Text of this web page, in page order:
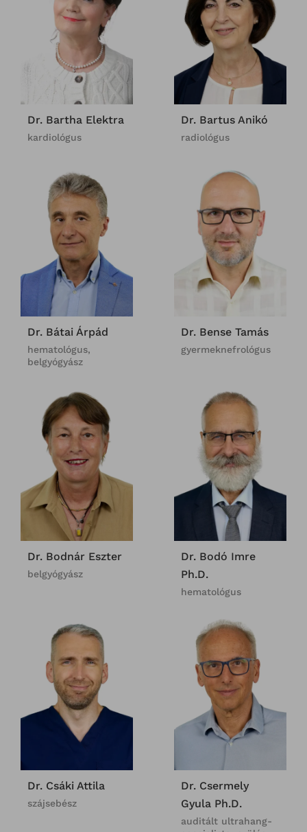
Dr. Bartha Elektra
kardiológus
Dr. Bartus Anikó
radiológus
Dr. Bátai Árpád
hematológus,
belgyógyász
Dr. Bense Tamás
gyermeknefrológus
Dr. Bodnár Eszter
belgyógyász
Dr. Bodó Imre
Ph.D.
hematológus
Dr. Csáki Attila
szájsebész
Dr. Csermely
Gyula Ph.D.
auditált ultrahang-